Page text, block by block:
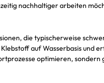
nachhaltiger arbeiten
die typischerweise
auf Wasserbasis und
optimieren, sondern